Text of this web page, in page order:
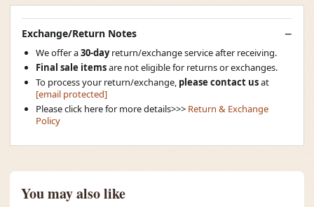
Exchange/Return Notes
We offer a30-dayreturn/exchange service after receiving.
Final sale itemsare not eligible for returns or exchanges.
To process your return/exchange, please contact usat
[email protected]
Please click here for more details>>> Return & Exchange
Policy
You may also like